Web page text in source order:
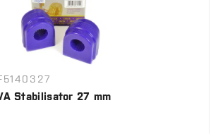
Stabilisator 27 mm